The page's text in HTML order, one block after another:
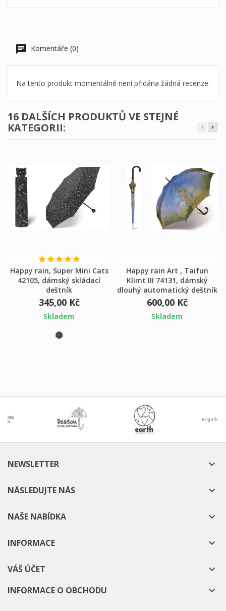
Komentáře (0)
Na tento produkt momentálně není přidána žádná recenze.
16 DALŠÍCH PRODUKTŮ VE STEJNÉ
KATEGORII:
Happy rain, Super Mini Cats
42105, dámský skládací
deštník
345,00 Kč
Skladem
Happy rain Art , Taifun
Klimt III 74131, dámský
dlouhý automatický deštník
600,00 Kč
Skladem
NEWSLETTER 
NÁSLEDUJTE NÁS 
NAŠE NABÍDKA 
INFORMACE 
VÁŠ ÚČET 
INFORMACE O OBCHODU 